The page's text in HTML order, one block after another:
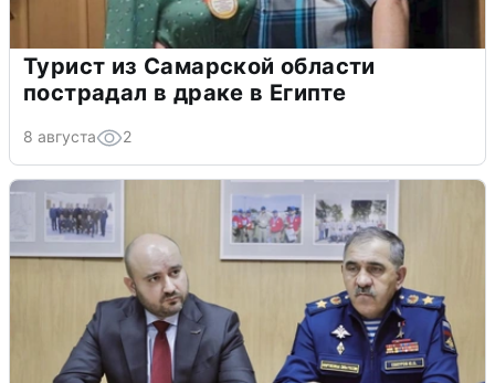
Турист из Самарской области
пострадал в драке в Египте
8 августа 2